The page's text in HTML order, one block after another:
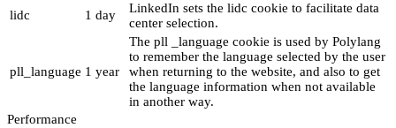
lidc 1 day
LinkedIn sets the lidc cookie to facilitate data
center selection.
pll_language 1 year
The pll _language cookie is used by Polylang
to remember the language selected by the user
when returning to the website, and also to get
the language information when not available
in another way.
Performance